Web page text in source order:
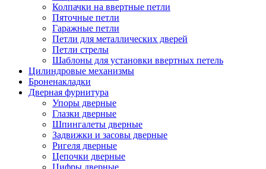
Колпачки на ввертные петли
Пяточные петли
Гаражные петли
Петли для металлических дверей
Петли стрелы
Шаблоны для установки ввертных петель
Цилиндровые механизмы
Броненакладки
Дверная фурнитура
Упоры дверные
Глазки дверные
Шпингалеты дверные
Задвижки и засовы дверные
Ригеля дверные
Цепочки дверные
Цифры дверные